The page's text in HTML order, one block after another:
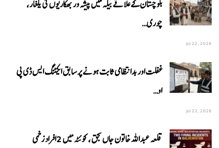
بلوچستان کے علاقے بیلہ میں پیشہ ور بھکاریوں کی یلغار،
چوری…
Jul 22, 2026
غفلت اور بدانتظامی ثابت ہونے پر سابق ایکٹنگ ایس ڈی پی
او…
Jul 22, 2026
قلعہ عبداللہ خاتون جاں بحق ، کوئٹہ میں 2افراد زخمی